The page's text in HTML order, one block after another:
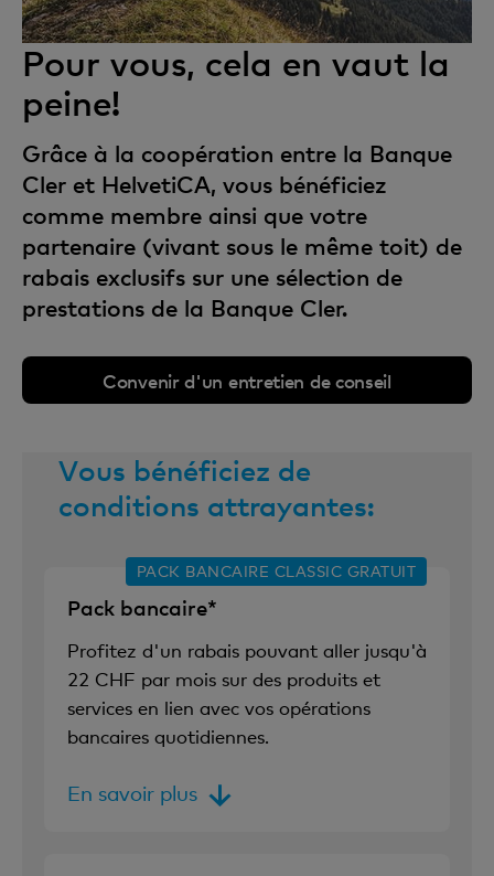
Pour vous, cela en vaut la
peine!
Grâce à la coopération entre la Banque
Cler et HelvetiCA, vous bénéficiez
comme membre ainsi que votre
partenaire (vivant sous le même toit) de
rabais exclusifs sur une sélection de
prestations de la Banque Cler.
Convenir d'un entretien de conseil
Vous bénéficiez de
conditions attrayantes:
PACK BANCAIRE CLASSIC GRATUIT
Pack bancaire*
Profitez d'un rabais pouvant aller jusqu'à
22 CHF par mois sur des produits et
services en lien avec vos opérations
bancaires quotidiennes.
En savoir plus